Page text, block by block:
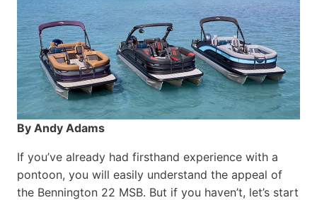
By Andy Adams
If you’ve already had firsthand experience with a
pontoon, you will easily understand the appeal of
the Bennington 22 MSB. But if you haven’t, let’s start